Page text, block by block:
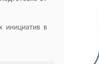
инициатив в